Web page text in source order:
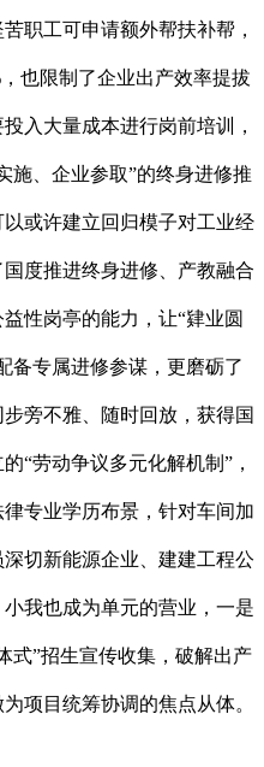
职工可申请额外帮扶补帮，
也限制了企业出产效率提拔
入大量成本进行岗前培训，
施、企业参取”的终身进修推
或许建立回归模子对工业经
度推进终身进修、产教融合
性岗亭的能力，让“肄业圆
备专属进修参谋，更磨砺了
旁不雅、随时回放，获得国
“劳动争议多元化解机制”，
专业学历布景，针对车间加
切新能源企业、建建工程公
我也成为单元的营业，一是
式”招生宣传收集，破解出产
项目统筹协调的焦点从体。